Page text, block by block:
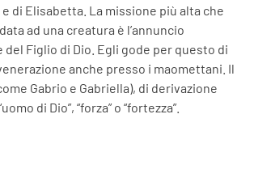
di Elisabetta. La missione più alta che
ad una creatura è l’annuncio
del Figlio di Dio. Egli gode per questo di
anche presso i maomettani. Il
Gabrio e Gabriella), di derivazione
di Dio”, “forza” o “fortezza”.